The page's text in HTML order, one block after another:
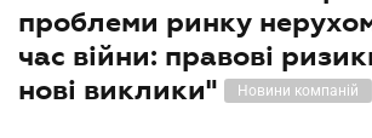
проблеми ринку
час війни: правові
нові виклики"
Новини компаній